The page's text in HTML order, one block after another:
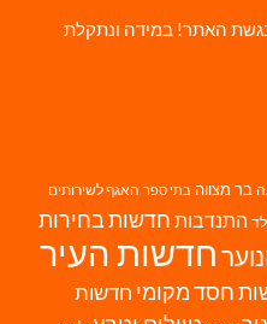
האתר! במידה ונתקלת
בר מצווה בתי ספר האגף לשירותים
התנדבות חדשות בחירות
חדשות העיר
חסד מקומי חדשות